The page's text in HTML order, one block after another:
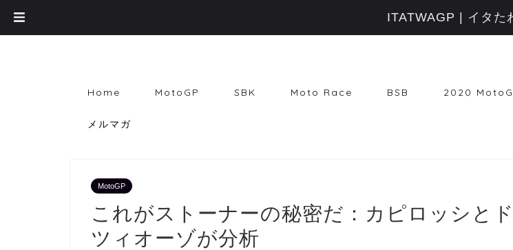
Home MotoGP SBK Moto Race BSB 2020
メルマガ
MotoGP
これがストーナーの秘密だ：カピロッシと
ツィオーゾが分析
ITATWAGP | イタた